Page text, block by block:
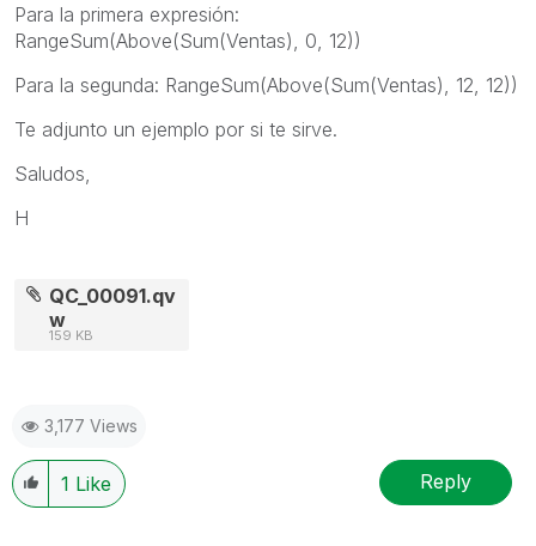
Para la primera expresión:
RangeSum(Above(Sum(Ventas), 0, 12))
Para la segunda: RangeSum(Above(Sum(Ventas), 12, 12))
Te adjunto un ejemplo por si te sirve.
Saludos,
H
QC_00091.qv
w
159 KB
3,177 Views
1 Like Reply